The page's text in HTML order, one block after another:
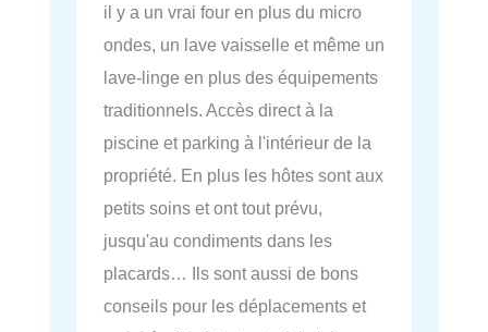
il y a un vrai four en plus du micro
ondes, un lave vaisselle et même un
lave-linge en plus des équipements
traditionnels. Accès direct à la
piscine et parking à l'intérieur de la
propriété. En plus les hôtes sont aux
petits soins et ont tout prévu,
jusqu'au condiments dans les
placards… Ils sont aussi de bons
conseils pour les déplacements et